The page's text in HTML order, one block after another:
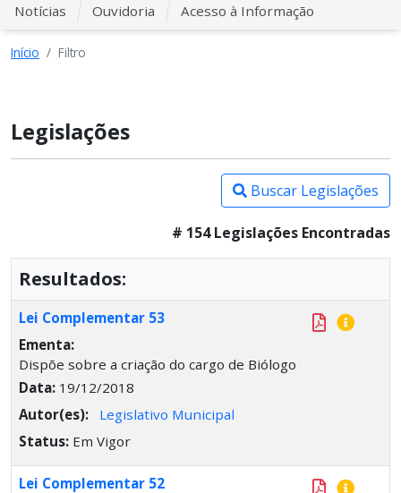
Notícias Ouvidoria Acesso à Informação
Início Filtro
Legislações
Buscar Legislações
# 154 Legislações Encontradas
Resultados:
Lei Complementar 53
Ementa:
Dispõe sobre a criação do cargo de Biólogo
Data: 19/12/2018
Autor(es):
Legislativo Municipal
Status: Em Vigor
Lei Complementar 52